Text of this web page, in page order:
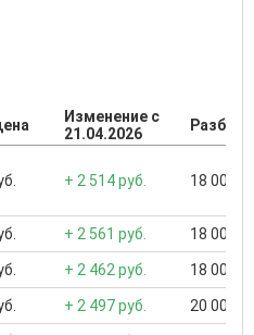
Изменение с
21.04.2026
+ 2 514 руб. 18 000
+ 2 561 руб. 18 000
+ 2 462 руб. 18 000
+ 2 497 руб. 20 000